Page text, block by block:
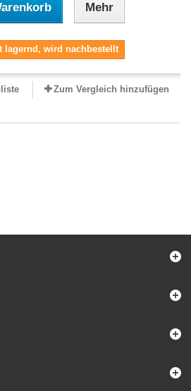
Mehr
lagernd, wird nachbestellt
Zum Vergleich hinzufügen